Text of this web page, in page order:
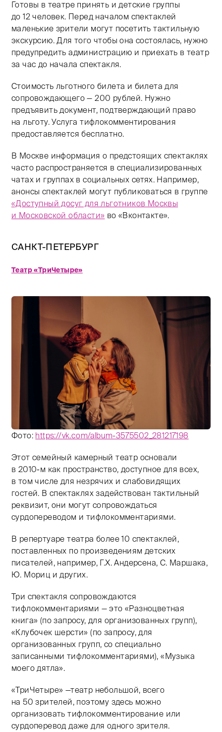
Готовы в театре принять и детские группы
до 12 человек. Перед началом спектаклей
маленькие зрители могут посетить тактильную
экскурсию. Для того чтобы она состоялась, нужно
предупредить администрацию и приехать в театр
за час до начала спектакля.
Стоимость льготного билета и билета для
сопровождающего — 200 рублей. Нужно
предъявить документ, подтверждающий право
на льготу. Услуга тифлокомментирования
предоставляется бесплатно.
В Москве информация о предстоящих спектаклях
часто распространяется в специализированных
чатах и группах в социальных сетях. Например,
анонсы спектаклей могут публиковаться в группе
«Доступный досуг для льготников Москвы
и Московской области» во «Вконтакте».
САНКТ-ПЕТЕРБУРГ
Театр «ТриЧетыре»
Фото: https://vk.com/album-3575502_281217198
Тифлокомментарий: цветная фотография. Фрагмент
Этот семейный камерный театр основали
в 2010-м как пространство, доступное для всех,
в том числе для незрячих и слабовидящих
гостей. В спектаклях задействован тактильный
реквизит, они могут сопровождаться
сурдопереводом и тифлокомментариями.
В репертуаре театра более 10 спектаклей,
поставленных по произведениям детских
писателей, например, Г.Х. Андерсена, С. Маршака,
Ю. Мориц и других.
Три спектакля сопровождаются
тифлокомментариями — это «Разноцветная
книга» (по запросу, для организованных групп),
«Клубочек шерсти» (по запросу, для
организованных групп, со специально
записанными тифлокомментариями), «Музыка
моего дятла».
«ТриЧетыре» —театр небольшой, всего
на 50 зрителей, поэтому здесь можно
организовать тифлокомментирование или
сурдоперевод даже для одного зрителя.